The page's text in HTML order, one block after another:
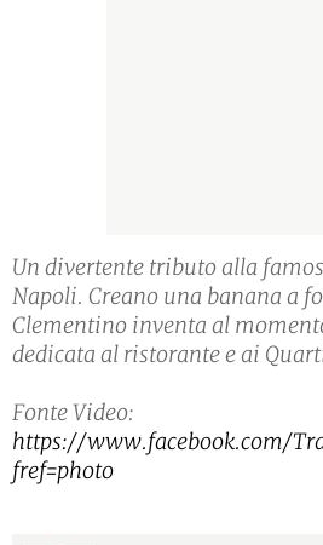
Un divertente tributo alla
Napoli. Creano una banana a
Clementino inventa al
dedicata al ristorante e ai
Fonte Video:
https://www.facebook.com/
fref=photo